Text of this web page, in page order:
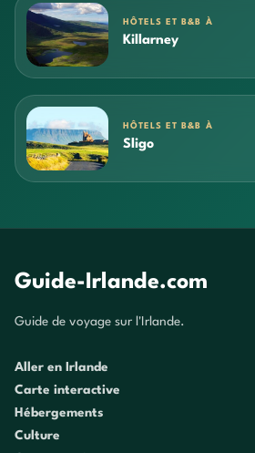
HÔTELS ET B&B À
Killarney
HÔTELS ET B&B À
Sligo
Guide-Irlande.com
Guide de voyage sur l'Irlande.
Aller en Irlande
Carte interactive
Hébergements
Culture